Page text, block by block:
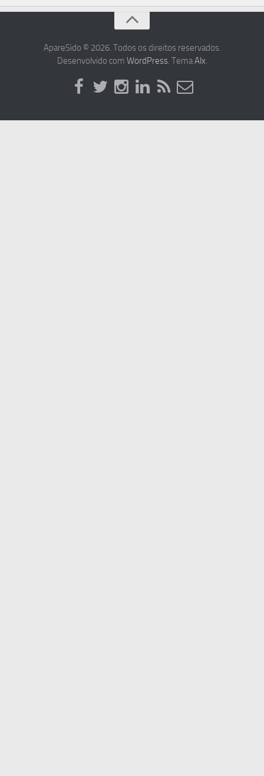
ApareSido © 2026. Todos os direitos reservados.
Desenvolvido com WordPress. TemaAlx.